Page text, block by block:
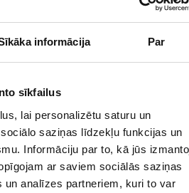
informācija Par
sīkfailus
lai personalizētu saturu un
saziņas līdzekļu funkcijas un
Informāciju par to, kā jūs
ar saviem sociālās saziņas
un analīzes partneriem, kuri to var